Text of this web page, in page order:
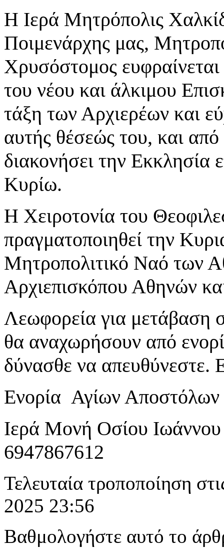
Η Ιερά Μητρόπολις
Ποιμενάρχης μας,
Χρυσόστομος
του νέου και άλκιμου
τάξη των Αρχιερέων και
αυτής θέσεώς του, και
διακονήσει την Εκκλησία
Κυρίω.
Η Χειροτονία του
πραγματοποιηθεί την
Μητροπολιτικό Ναό των
Αρχιεπισκόπου Αθηνών
Λεωφορεία για μετάβαση
θα αναχωρήσουν από
δύνασθε να απευθύνεστε.
Ενορία Αγίων
Ιερά Μονή Οσίου
6947867612
Τελευταία τροποποίηση
2025 23:56
Βαθμολογήστε αυτό το